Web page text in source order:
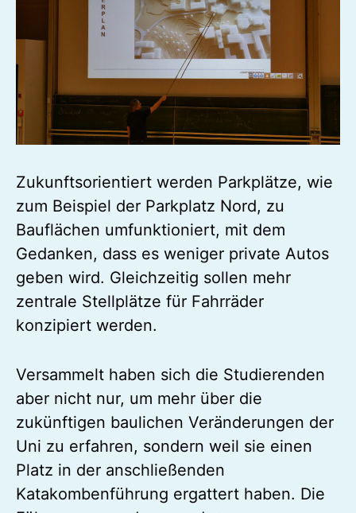
Zukunftsorientiert werden Parkplätze, wie
zum Beispiel der Parkplatz Nord, zu
Bauflächen umfunktioniert, mit dem
Gedanken, dass es weniger private Autos
geben wird. Gleichzeitig sollen mehr
zentrale Stellplätze für Fahrräder
konzipiert werden.
Versammelt haben sich die Studierenden
aber nicht nur, um mehr über die
zukünftigen baulichen Veränderungen der
Uni zu erfahren, sondern weil sie einen
Platz in der anschließenden
Katakombenführung ergattert haben. Die